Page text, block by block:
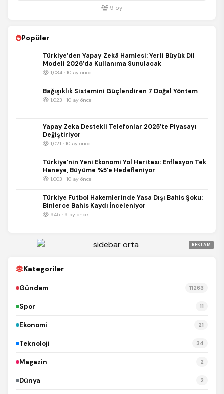
9 oy
Popüler
Türkiye’den Yapay Zekâ Hamlesi: Yerli Büyük Dil
Modeli 2026’da Kullanıma Sunulacak
1,034 · 10 ay önce
Bağışıklık Sistemini Güçlendiren 7 Doğal Yöntem
1,023 · 10 ay önce
Yapay Zeka Destekli Telefonlar 2025’te Piyasayı
Değiştiriyor
1,021 · 10 ay önce
Türkiye’nin Yeni Ekonomi Yol Haritası: Enflasyon Tek
Haneye, Büyüme %5’e Hedefleniyor
1,003 · 10 ay önce
Türkiye Futbol Hakemlerinde Yasa Dışı Bahis Şoku:
Binlerce Bahis Kaydı İnceleniyor
945 · 9 ay önce
REKLAM
Kategoriler
Gündem 11263
Spor 11
Ekonomi 21
Teknoloji 34
Magazin 2
Dünya 2